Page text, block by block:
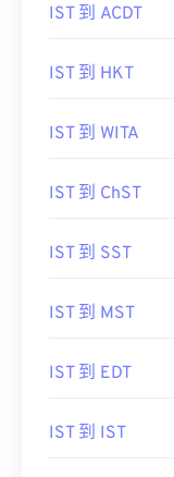
IST 到 ACDT
IST 到 HKT
IST 到 WITA
IST 到 ChST
IST 到 SST
IST 到 MST
IST 到 EDT
IST 到 IST